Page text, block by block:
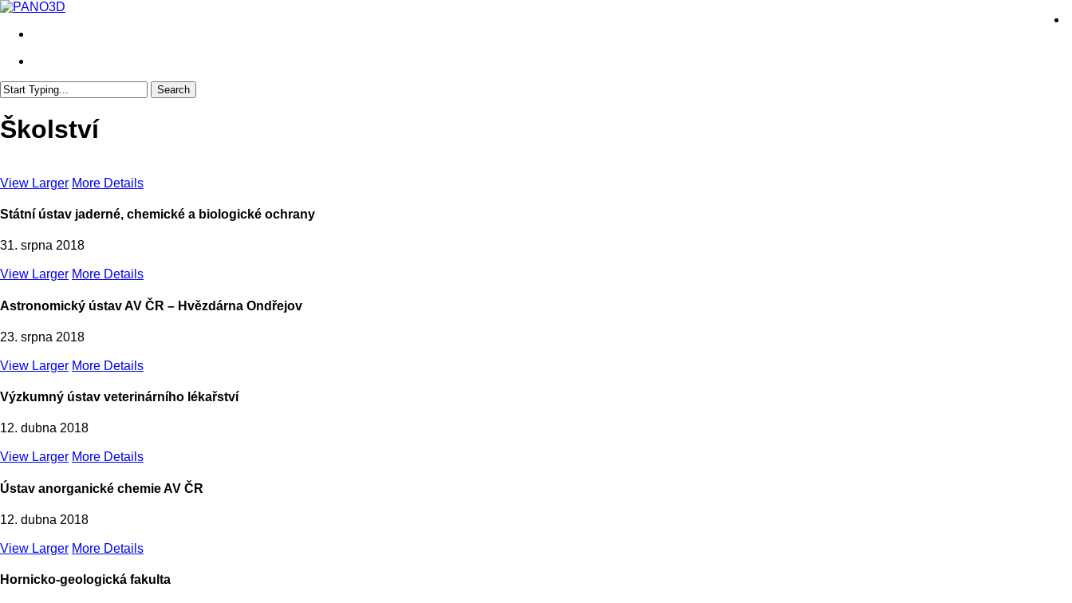
Skip
main
search
Search
Search
Školství
View Larger More Details
Státní ústav jaderné, chemické a biologické ochrany
31. srpna 2018
View Larger More Details
Astronomický ústav AV ČR – Hvězdárna Ondřejov
23. srpna 2018
View Larger More Details
Výzkumný ústav veterinárního lékařství
12. dubna 2018
View Larger More Details
Ústav anorganické chemie AV ČR
12. dubna 2018
View Larger More Details
Hornicko-geologická fakulta